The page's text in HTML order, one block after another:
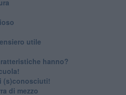
utile
hanno?
(s)conosciuti!
di mezzo